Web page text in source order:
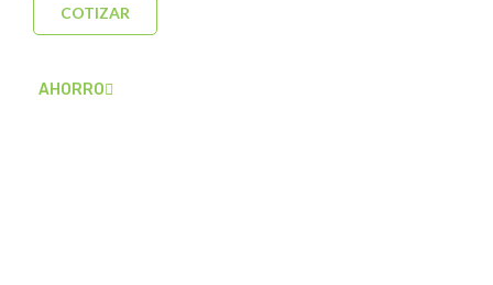
COTIZAR
AHORRO